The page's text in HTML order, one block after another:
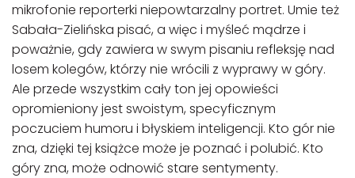
mikrofonie reporterki niepowtarzalny portret. Umie też
Sabała-Zielińska pisać, a więc i myśleć mądrze i
poważnie, gdy zawiera w swym pisaniu refleksję nad
losem kolegów, którzy nie wrócili z wyprawy w góry.
Ale przede wszystkim cały ton jej opowieści
opromieniony jest swoistym, specyficznym
poczuciem humoru i błyskiem inteligencji. Kto gór nie
zna, dzięki tej książce może je poznać i polubić. Kto
góry zna, może odnowić stare sentymenty.